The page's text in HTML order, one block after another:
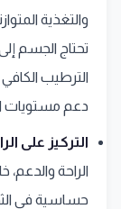
والتغذية
تحتاج الجسم
الترطيب
دعم مستويات
التركيز على
الراحة
حساسية في